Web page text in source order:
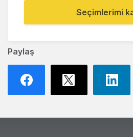
Paylaş
Seçimlerimi